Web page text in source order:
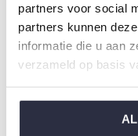
partners voor social
partners kunnen
informatie die u aan
verzameld op basis
Charlie Choe
Pyjama T-shirt White